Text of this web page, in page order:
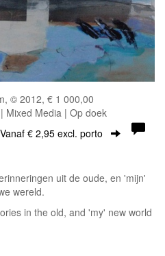
© 2012, € 1 000,00
Mixed Media | Op doek
Vanaf € 2,95 excl. porto
uit de oude, en 'mijn'
wereld.
in the old, and 'my' new world